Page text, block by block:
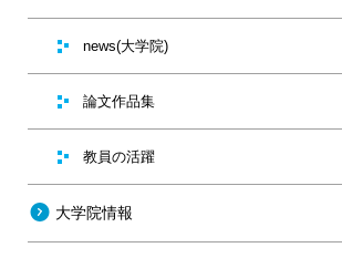
news(大学院)
論文作品集
教員の活躍
大学院情報